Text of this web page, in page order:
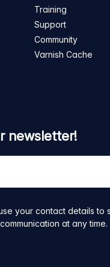
Training
Support
Community
Varnish Cache
newsletter!
your contact details to
at any